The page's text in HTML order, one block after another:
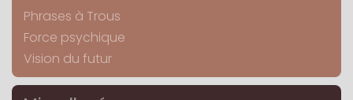
Phrases à Trous
Force psychique
Vision du futur